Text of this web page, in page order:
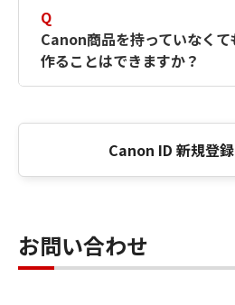
Q
Canon商品を持っていなく
作ることはできますか？
Canon ID 新規登
お問い合わせ